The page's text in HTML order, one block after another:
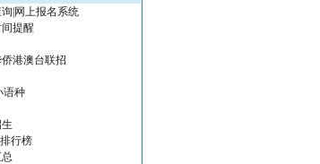
|网上报名系统
提醒
港澳台联招
语种
行榜